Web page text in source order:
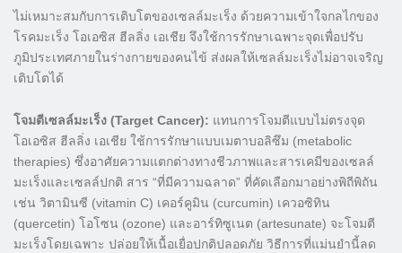
ไม่เหมาะสมกับการเติบโตของเซลล์มะเร็ง ด้วยความเข้าใจกลไกของ
โรคมะเร็ง โอเอซิส ฮีลลิ่ง เอเชีย จึงใช้การรักษาเฉพาะจุดเพื่อปรับ
ภูมิประเทศภายในร่างกายของคนไข้ ส่งผลให้เซลล์มะเร็งไม่อาจเจริญ
เติบโตได้
โจมตีเซลล์มะเร็ง (Target Cancer): แทนการโจมตีแบบไม่ตรงจุด
โอเอซิส ฮีลลิ่ง เอเชีย ใช้การรักษาแบบเมตาบอลิซึม (metabolic
therapies) ซึ่งอาศัยความแตกต่างทางชีวภาพและสารเคมีของเซลล์
มะเร็งและเซลล์ปกติ สาร “ที่มีความฉลาด” ที่คัดเลือกมาอย่างพิถีพิถัน
เช่น วิตามินซี (vitamin C) เคอร์คูมิน (curcumin) เควอซิทิน
(quercetin) โอโซน (ozone) และอาร์ทิซูเนต (artesunate) จะโจมตี
มะเร็งโดยเฉพาะ ปล่อยให้เนื้อเยื่อปกติปลอดภัย วิธีการที่แม่นยำนี้ลด